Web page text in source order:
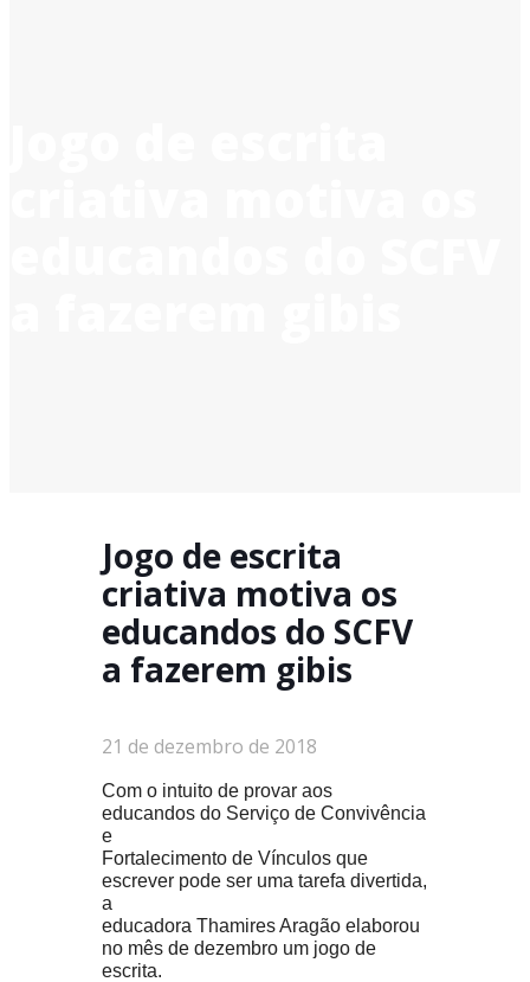
Jogo de escrita
criativa motiva os
educandos do SCFV
a fazerem gibis
21 de dezembro de 2018
Com o intuito de provar aos
educandos do Serviço de Convivência
e
Fortalecimento de Vínculos que
escrever pode ser uma tarefa divertida,
a
educadora Thamires Aragão elaborou
no mês de dezembro um jogo de
escrita.